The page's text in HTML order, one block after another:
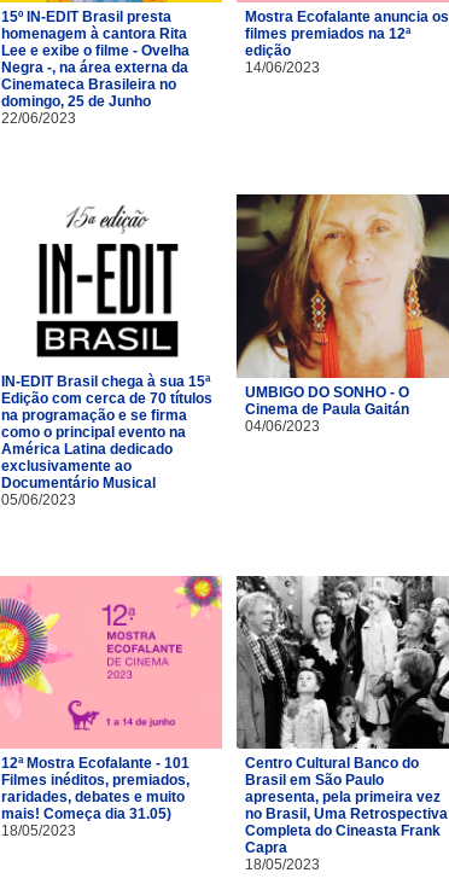
15º IN-EDIT Brasil presta
homenagem à cantora Rita
Lee e exibe o filme - Ovelha
Negra -, na área externa da
Cinemateca Brasileira no
domingo, 25 de Junho
22/06/2023
Mostra Ecofalante anuncia os
filmes premiados na 12ª
edição
14/06/2023
IN-EDIT Brasil chega à sua 15ª
Edição com cerca de 70 títulos
na programação e se firma
como o principal evento na
América Latina dedicado
exclusivamente ao
Documentário Musical
05/06/2023
UMBIGO DO SONHO - O
Cinema de Paula Gaitán
04/06/2023
12ª Mostra Ecofalante - 101
Filmes inéditos, premiados,
raridades, debates e muito
mais! Começa dia 31.05)
18/05/2023
Centro Cultural Banco do
Brasil em São Paulo
apresenta, pela primeira vez
no Brasil, Uma Retrospectiva
Completa do Cineasta Frank
Capra
18/05/2023